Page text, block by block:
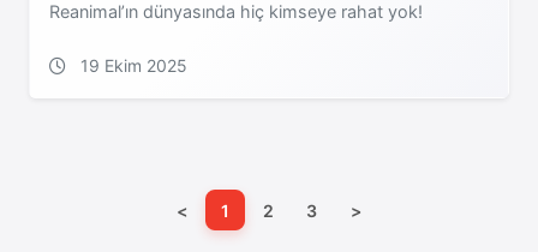
Reanimal’ın dünyasında hiç kimseye rahat yok!
19 Ekim 2025
< 1 2 3 >